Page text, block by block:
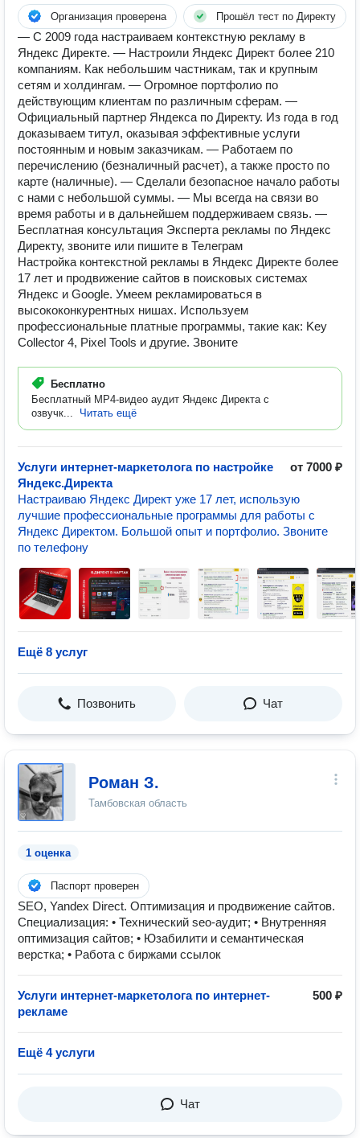
Организация проверена Прошёл тест по Директу
— С 2009 года настраиваем контекстную рекламу в
Яндекс Директе. — Настроили Яндекс Директ более 210
компаниям. Как небольшим частникам, так и крупным
сетям и холдингам. — Огромное портфолио по
действующим клиентам по различным сферам. —
Официальный партнер Яндекса по Директу. Из года в год
доказываем титул, оказывая эффективные услуги
постоянным и новым заказчикам. — Работаем по
перечислению (безналичный расчет), а также просто по
карте (наличные). — Сделали безопасное начало работы
с нами с небольшой суммы. — Мы всегда на связи во
время работы и в дальнейшем поддерживаем связь. —
Бесплатная консультация Эксперта рекламы по Яндекс
Директу, звоните или пишите в Телеграм
Настройка контекстной рекламы в Яндекс Директе более
17 лет и продвижение сайтов в поисковых системах
Яндекс и Google. Умеем рекламироваться в
высококонкурентных нишах. Используем
профессиональные платные программы, такие как: Key
Collector 4, Pixel Tools и другие. Звоните
Бесплатно
Бесплатный MP4-видео аудит Яндекс Директа с
озвучк...
Читать ещё
Услуги интернет-маркетолога по настройке
Яндекс.Директа
от 7000 ₽
Настраиваю Яндекс Директ уже 17 лет, использую
лучшие профессиональные программы для работы с
Яндекс Директом. Большой опыт и портфолио. Звоните
по телефону
Ещё 8 услуг
Позвонить Чат
Роман З.
Тамбовская область
1 оценка
Паспорт проверен
SEO, Yandex Direct. Оптимизация и продвижение сайтов.
Специализация: • Технический seo-аудит; • Внутренняя
оптимизация сайтов; • Юзабилити и семантическая
верстка; • Работа с биржами ссылок
Услуги интернет-маркетолога по интернет-
рекламе
500 ₽
Ещё 4 услуги
Чат